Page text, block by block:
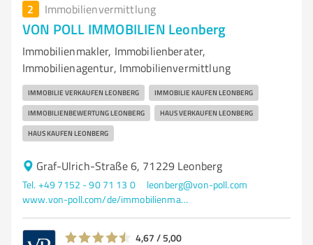
2 Immobilienvermittlung
VON POLL IMMOBILIEN Leonberg
Immobilienmakler, Immobilienberater,
Immobilienagentur, Immobilienvermittlung
IMMOBILIE VERKAUFEN LEONBERG IMMOBILIE KAUFEN LEONBERG
IMMOBILIENBEWERTUNG LEONBERG HAUS VERKAUFEN LEONBERG
HAUS KAUFEN LEONBERG
Graf-Ulrich-Straße 6, 71229 Leonberg
Tel. +49 7152 - 90 71 13 0
leonberg@von-poll.com
www.von-poll.com/de/immobilienmakler/leonberg
4,67 / 5,00